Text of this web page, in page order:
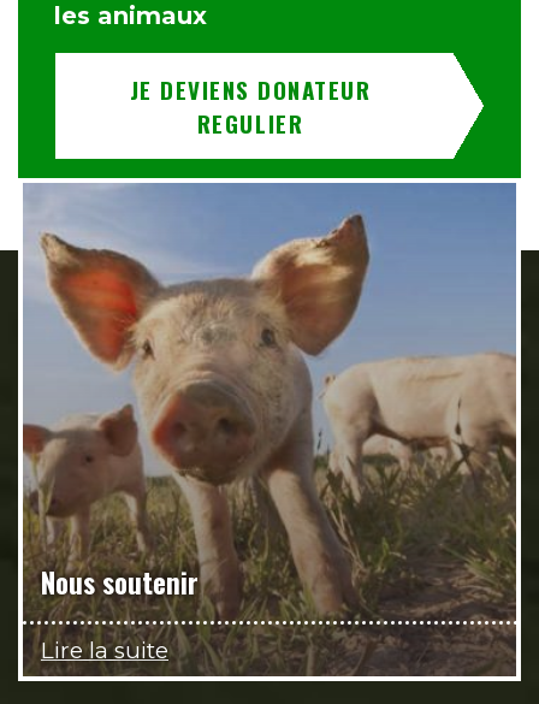
les animaux
JE DEVIENS DONATEUR
REGULIER
Nous soutenir
Lire la suite